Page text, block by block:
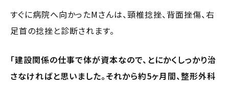
すぐに病院へ向かったMさんは、頸椎捻挫、背面挫傷、右
足首の捻挫と診断されます。
「建設関係の仕事で体が資本なので、とにかくしっかり治
さなければと思いました。それから約5ヶ月間、整形外科